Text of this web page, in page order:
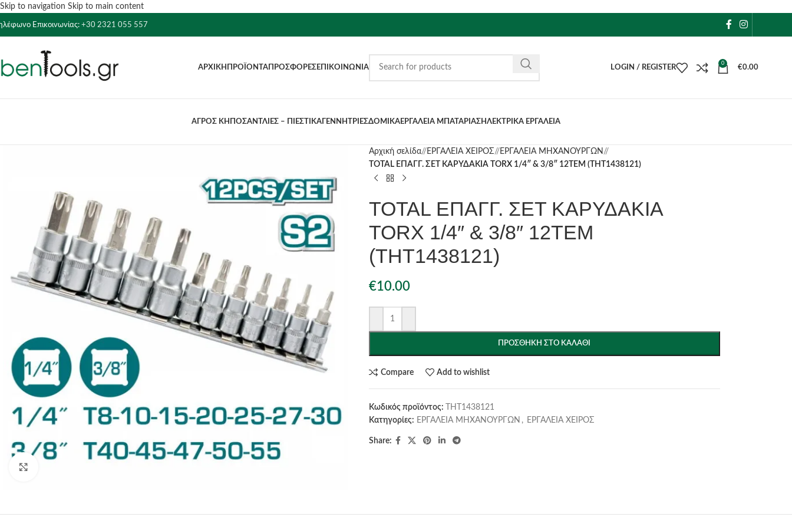
Skip to navigation Skip to main content
Επικοινωνίας: +30 2321 055 557
ΑΡΧΙΚΉ ΠΡΟΪΌΝΤΑ ΠΡΟΣΦΟΡΈΣΕΠΙΚΟΙΝΩΝΊΑ LOGIN / REGISTER
0
€0.00
ΑΓΡΟΣ ΚΗΠΟΣΑΝΤΛΙΕΣ – ΠΙΕΣΤΙΚΑ ΓΕΝΝΗΤΡΙΕΣΔΟΜΙΚΑΕΡΓΑΛΕΙΑ ΜΠΑΤΑΡΙΑΣΗΛΕΚΤΡΙΚΑ ΕΡΓΑΛΕΙΑ
Αρχική σελίδα/ ΕΡΓΑΛΕΙΑ ΧΕΙΡΟΣ/ ΕΡΓΑΛΕΙΑ ΜΗΧΑΝΟΥΡΓΩΝ /
TOTAL ΕΠΑΓΓ. ΣΕΤ ΚΑΡΥΔΑΚΙΑ TORX 1/4″ & 3/8″ 12ΤΕΜ (THT1438121)
TOTAL ΕΠΑΓΓ. ΣΕΤ ΚΑΡΥΔΑΚΙΑ
TORX 1/4″ & 3/8″ 12ΤΕΜ
(THT1438121)
€10.00
ΠΡΟΣΘΉΚΗ ΣΤΟ ΚΑΛΆΘΙ
Compare Add to wishlist
Κωδικός προϊόντος:
THT1438121
Κατηγορίες: ΕΡΓΑΛΕΙΑ ΜΗΧΑΝΟΥΡΓΩΝ , ΕΡΓΑΛΕΙΑ ΧΕΙΡΟΣ
Share: